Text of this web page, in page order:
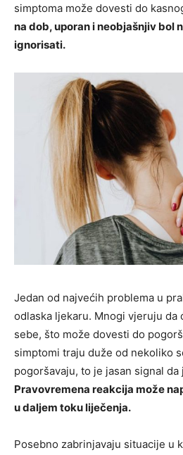
simptoma može dovesti do
na dob, uporan i neobjašnjiv bol
ignorisati.
Jedan od najvećih problema u
odlaska ljekaru. Mnogi vjeruju da
sebe, što može dovesti do
simptomi traju duže od nekoliko
pogoršavaju, to je jasan signal
Pravovremena reakcija može
u daljem toku liječenja.
Posebno zabrinjavaju situacije u